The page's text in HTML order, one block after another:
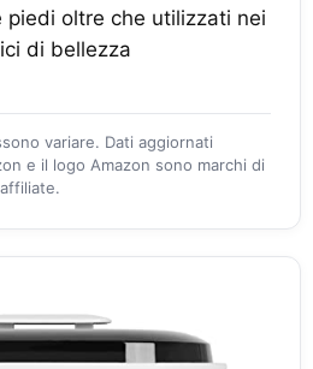
piedi oltre che utilizzati nei
di bellezza
variare. Dati aggiornati
e il logo Amazon sono marchi di